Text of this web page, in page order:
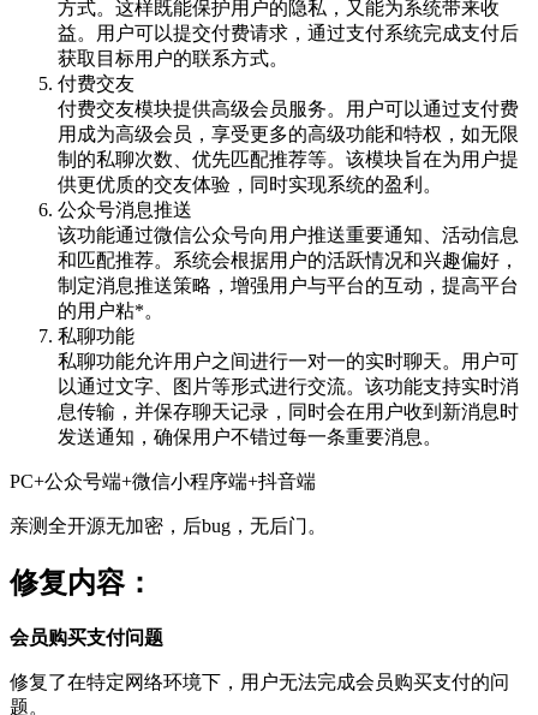
方式。这样既能保护用户的隐私，又能为系统带来收
益。用户可以提交付费请求，通过支付系统完成支付后
获取目标用户的联系方式。
付费交友
付费交友模块提供高级会员服务。用户可以通过支付费
用成为高级会员，享受更多的高级功能和特权，如无限
制的私聊次数、优先匹配推荐等。该模块旨在为用户提
供更优质的交友体验，同时实现系统的盈利。
公众号消息推送
该功能通过微信公众号向用户推送重要通知、活动信息
和匹配推荐。系统会根据用户的活跃情况和兴趣偏好，
制定消息推送策略，增强用户与平台的互动，提高平台
的用户粘*。
私聊功能
私聊功能允许用户之间进行一对一的实时聊天。用户可
以通过文字、图片等形式进行交流。该功能支持实时消
息传输，并保存聊天记录，同时会在用户收到新消息时
发送通知，确保用户不错过每一条重要消息。
PC+公众号端+微信小程序端+抖音端
亲测全开源无加密，后bug，无后门。
修复内容：
会员购买支付问题
修复了在特定网络环境下，用户无法完成会员购买支付的问
题。